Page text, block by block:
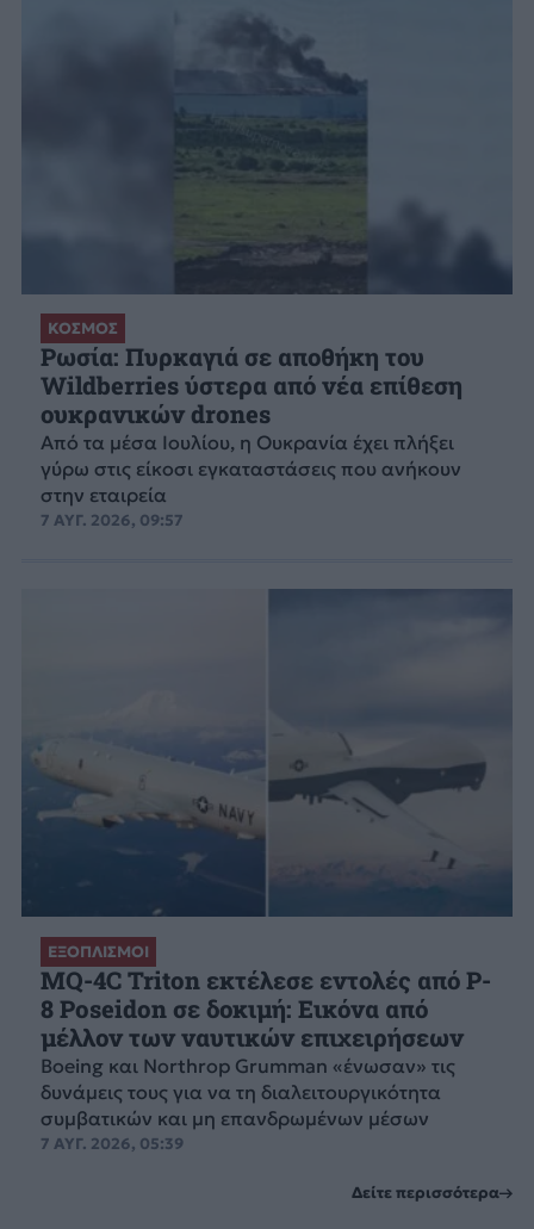
ΚΟΣΜΟΣ
Ρωσία: Πυρκαγιά σε αποθήκη του
Wildberries ύστερα από νέα επίθεση
ουκρανικών drones
Από τα μέσα Ιουλίου, η Ουκρανία έχει πλήξει
γύρω στις είκοσι εγκαταστάσεις που ανήκουν
στην εταιρεία
7 ΑΥΓ. 2026, 09:57
ΕΞΟΠΛΙΣΜΟΙ
MQ-4C Triton εκτέλεσε εντολές από P-
8 Poseidon σε δοκιμή: Εικόνα από
μέλλον των ναυτικών επιχειρήσεων
Boeing και Northrop Grumman «ένωσαν» τις
δυνάμεις τους για να τη διαλειτουργικότητα
συμβατικών και μη επανδρωμένων μέσων
7 ΑΥΓ. 2026, 05:39
Δείτε περισσότερα